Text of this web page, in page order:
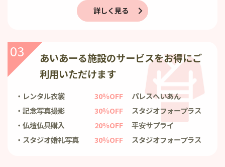
詳しく見る
03
あいあーる施設のサービスをお得にご
利用いただけます
レンタル衣裳 30％OFF
パレスへいあん
記念写真撮影
30％OFF スタジオフォープラス
仏壇仏具購入
20％OFF
平安サプライ
スタジオ婚礼写真
30％OFF スタジオフォープラス